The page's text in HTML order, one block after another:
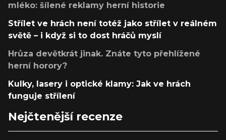
mléko: šílené reklamy herní historie
Střílet ve hrách není totéž jako střílet v reálném
světě – i když si to dost hráčů myslí
Hrůza devětkrát jinak. Znáte tyto přehlížené
herní horory?
Kulky, lasery i optické klamy: Jak ve hrách
funguje střílení
Nejčtenější recenze